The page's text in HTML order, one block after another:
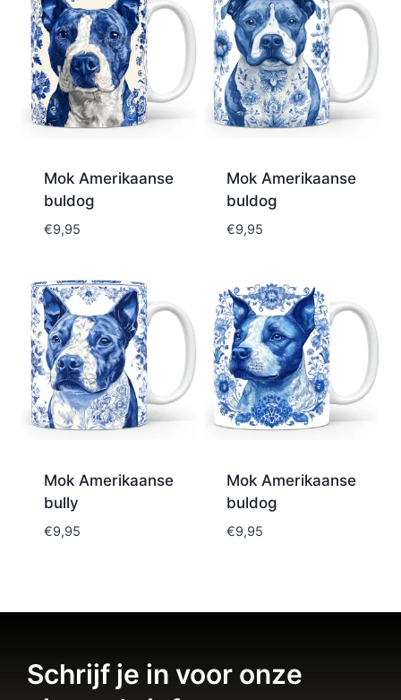
Mok Amerikaanse
buldog
€9,95
Mok Amerikaanse
buldog
€9,95
Mok Amerikaanse
bully
€9,95
Mok Amerikaanse
buldog
€9,95
Schrijf je in voor onze